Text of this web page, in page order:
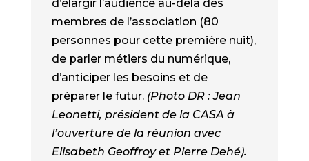
d’élargir l’audience au-delà des
membres de l’association (80
personnes pour cette première nuit),
de parler métiers du numérique,
d’anticiper les besoins et de
préparer le futur. (Photo DR : Jean
Leonetti, président de la CASA à
l’ouverture de la réunion avec
Elisabeth Geoffroy et Pierre Dehé).